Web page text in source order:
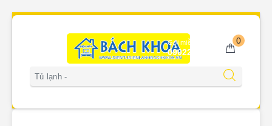
0
Gọi miễn phí
0902223456